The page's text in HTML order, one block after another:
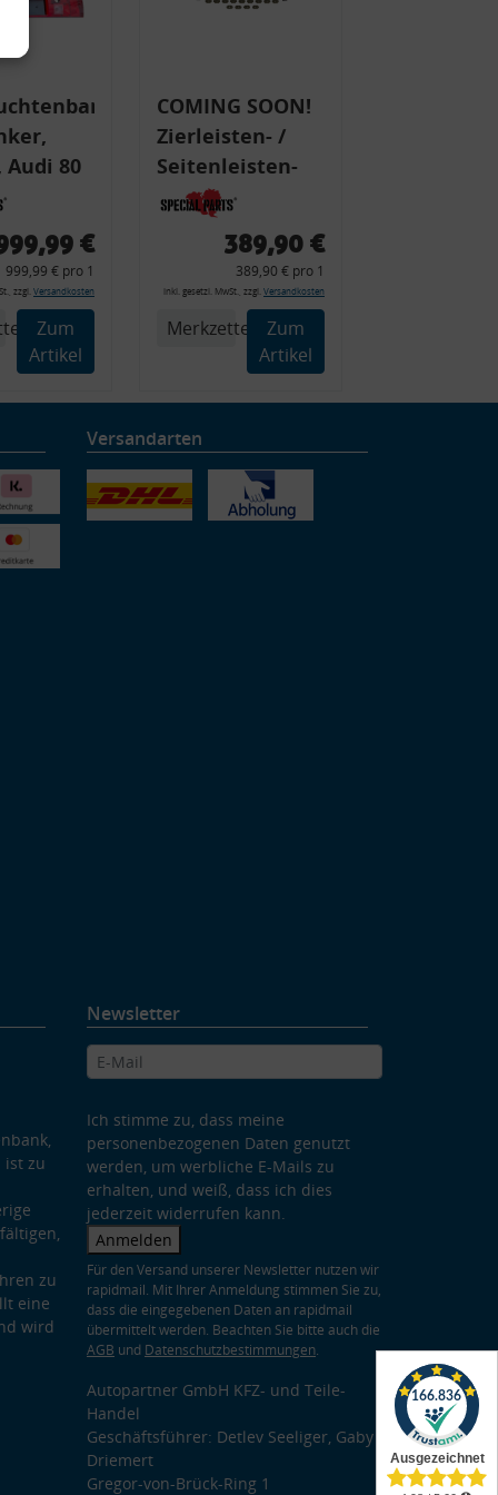
Audi 80
89,
+
€
999,99 € pro 1
zzgl. Versandkosten
Zum
Artikel
COMING SOON!
Zierleisten- /
Seitenleisten-
Set, Audi 80
Cabrio, Coupe,
Zierleiste, 2x
Kappe, Clipse,
Montagewerkzeug)
389,90 €
389,90 € pro 1
inkl. gesetzl. MwSt., zzgl. Versandkosten
Merkzettel
Zum
Artikel
Versandarten
ist zu
zu
eine
wird
Newsletter
Ich stimme zu, dass meine
personenbezogenen Daten genutzt
werden, um werbliche E-Mails zu
erhalten, und weiß, dass ich dies
jederzeit widerrufen kann.
Anmelden
Für den Versand unserer Newsletter nutzen wir
rapidmail. Mit Ihrer Anmeldung stimmen Sie zu,
dass die eingegebenen Daten an rapidmail
übermittelt werden. Beachten Sie bitte auch die
AGB und Datenschutzbestimmungen.
Autopartner GmbH KFZ- und Teile-
Handel
Geschäftsführer: Detlev Seeliger, Gaby
Driemert
Gregor-von-Brück-Ring 1